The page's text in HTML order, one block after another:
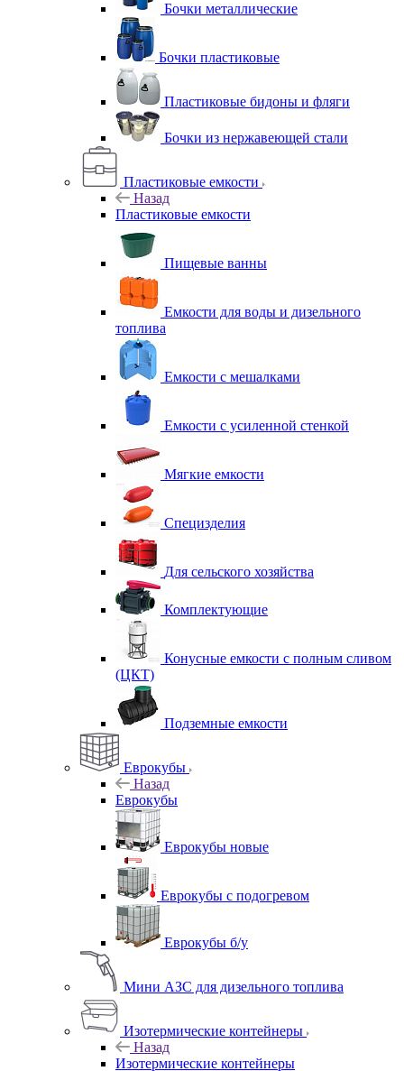
Бочки металлические
Бочки пластиковые
Пластиковые бидоны и фляги
Бочки из нержавеющей стали
Пластиковые емкости
Назад
Пластиковые емкости
Пищевые ванны
Емкости для воды и дизельного
топлива
Емкости с мешалками
Емкости с усиленной стенкой
Мягкие емкости
Специзделия
Для сельского хозяйства
Комплектующие
Конусные емкости с полным сливом
(ЦКТ)
Подземные емкости
Еврокубы
Назад
Еврокубы
Еврокубы новые
Еврокубы с подогревом
Еврокубы б/у
Мини АЗС для дизельного топлива
Изотермические контейнеры
Назад
Изотермические контейнеры